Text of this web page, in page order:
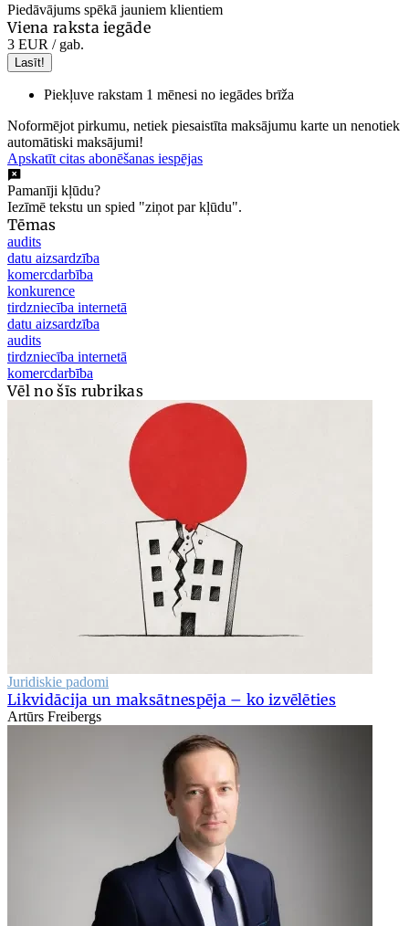
Piedāvājums spēkā jauniem klientiem
Viena raksta iegāde
3 EUR / gab.
Lasīt!
Piekļuve rakstam 1 mēnesi no iegādes brīža
Noformējot pirkumu, netiek piesaistīta maksājumu karte un nenotiek
automātiski maksājumi!
Apskatīt citas abonēšanas iespējas
Pamanīji kļūdu?
Iezīmē tekstu un spied "ziņot par kļūdu".
Tēmas
audits
datu aizsardzība
komercdarbība
konkurence
tirdzniecība internetā
datu aizsardzība
audits
tirdzniecība internetā
komercdarbība
Vēl no šīs rubrikas
Juridiskie padomi
Likvidācija un maksātnespēja – ko izvēlēties
Artūrs Freibergs